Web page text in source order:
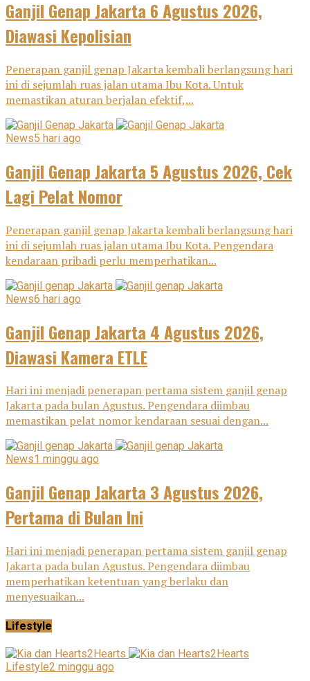
Ganjil Genap Jakarta 6 Agustus 2026,
Diawasi Kepolisian
Penerapan ganjil genap Jakarta kembali berlangsung hari
ini di sejumlah ruas jalan utama Ibu Kota. Untuk
memastikan aturan berjalan efektif,...
News5 hari ago
Ganjil Genap Jakarta 5 Agustus 2026, Cek
Lagi Pelat Nomor
Penerapan ganjil genap Jakarta kembali berlangsung hari
ini di sejumlah ruas jalan utama Ibu Kota. Pengendara
kendaraan pribadi perlu memperhatikan...
News6 hari ago
Ganjil Genap Jakarta 4 Agustus 2026,
Diawasi Kamera ETLE
Hari ini menjadi penerapan pertama sistem ganjil genap
Jakarta pada bulan Agustus. Pengendara diimbau
memastikan pelat nomor kendaraan sesuai dengan...
News1 minggu ago
Ganjil Genap Jakarta 3 Agustus 2026,
Pertama di Bulan Ini
Hari ini menjadi penerapan pertama sistem ganjil genap
Jakarta pada bulan Agustus. Pengendara diimbau
memperhatikan ketentuan yang berlaku dan
menyesuaikan...
Lifestyle
Lifestyle2 minggu ago